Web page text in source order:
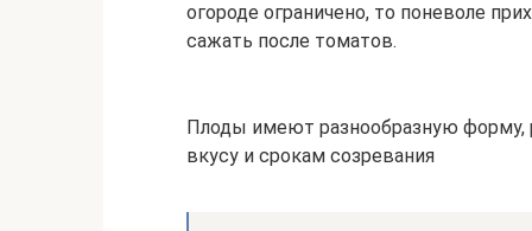
огороде ограничено, то поневоле
сажать после томатов.
Плоды имеют разнообразную форму,
вкусу и срокам созревания